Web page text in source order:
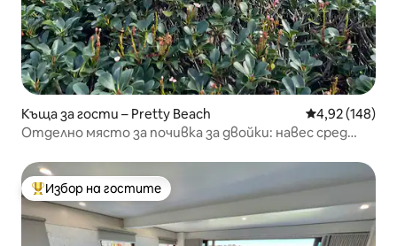
Къща за гости – Pretty Beach Средна
4,92 (148)
Отделно място за почивка за двойки: навес сред
Най-популярен избор на гостите
Избор на гостите